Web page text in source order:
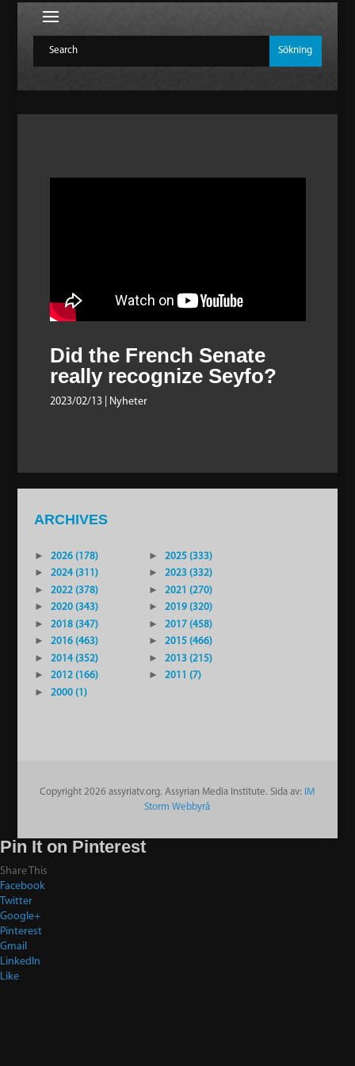
Did the French Senate
really recognize Seyfo?
2023/02/13| Nyheter
ARCHIVES
► 2026 (178) ►
2025 (333)
►
2024 (311) ►
2023 (332)
►
2022 (378) ►
2021 (270)
►
2020 (343) ►
2019 (320)
►
2018 (347) ►
2017 (458)
►
2016 (463) ►
2015 (466)
►
2014 (352) ►
2013 (215)
►
2012 (166) ►
2011 (7)
►
2000 (1)
Copyright 2026 assyriatv.org. Assyrian Media Institute. Sida av: IM
Storm Webbyrå
Pin It on Pinterest
Share This
Facebook
Twitter
Google+
Pinterest
Gmail
LinkedIn
Like